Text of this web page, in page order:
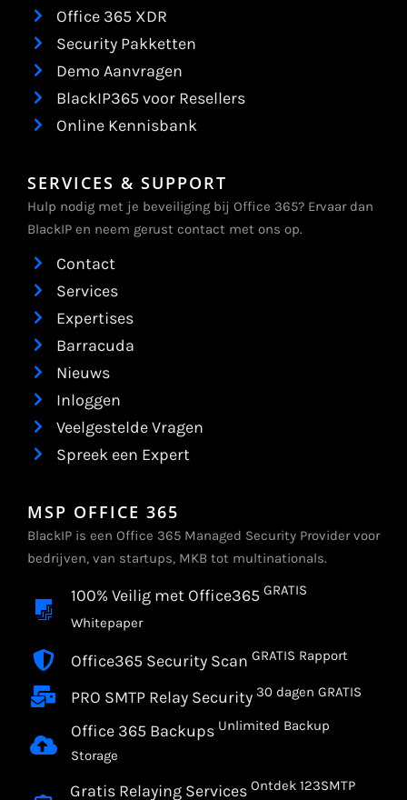
Office 365 XDR
Security Pakketten
Demo Aanvragen
BlackIP365 voor Resellers
Online Kennisbank
SERVICES & SUPPORT
Hulp nodig met je beveiliging bij Office 365? Ervaar dan
BlackIP en neem gerust contact met ons op.
Contact
Services
Expertises
Barracuda
Nieuws
Inloggen
Veelgestelde Vragen
Spreek een Expert
MSP OFFICE 365
BlackIP is een Office 365 Managed Security Provider voor
bedrijven, van startups, MKB tot multinationals.
100% Veilig met Office365 GRATIS
Whitepaper
Office365 Security Scan GRATIS Rapport
PRO SMTP Relay Security 30 dagen GRATIS
Office 365 Backups Unlimited Backup
Storage
Gratis Relaying ServicesOntdek 123SMTP